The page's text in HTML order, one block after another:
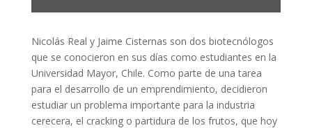
Nicolás Real y Jaime Cisternas son dos biotecnólogos
que se conocieron en sus días como estudiantes en la
Universidad Mayor, Chile. Como parte de una tarea
para el desarrollo de un emprendimiento, decidieron
estudiar un problema importante para la industria
cerecera, el cracking o partidura de los frutos, que hoy